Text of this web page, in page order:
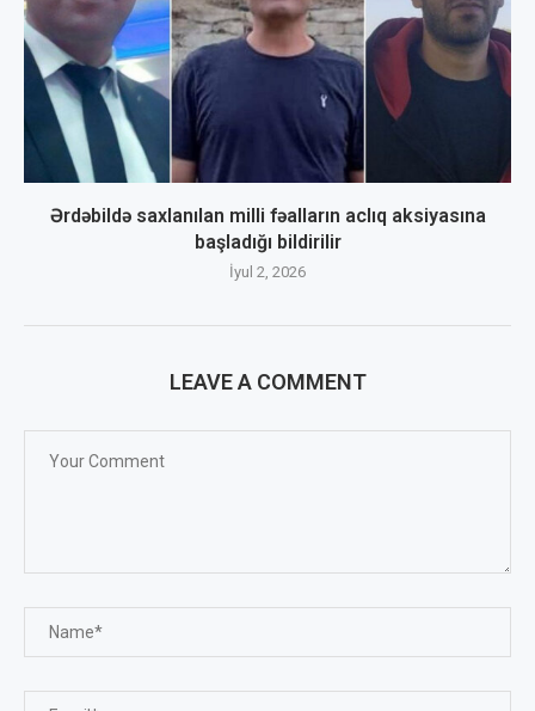
Ərdəbildə saxlanılan milli fəalların aclıq aksiyasına
başladığı bildirilir
İyul 2, 2026
LEAVE A COMMENT